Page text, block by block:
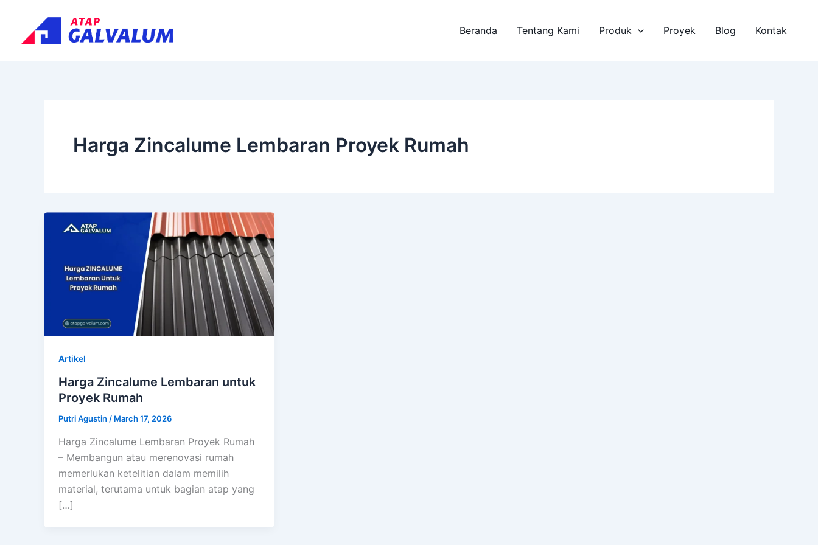
content
Beranda Tentang Kami Produk Proyek Blog Kontak
Harga Zincalume Lembaran Proyek Rumah
Artikel
Harga Zincalume Lembaran untuk
Proyek Rumah
Putri Agustin / March 17, 2026
Harga Zincalume Lembaran Proyek Rumah
– Membangun atau merenovasi rumah
memerlukan ketelitian dalam memilih
material, terutama untuk bagian atap yang
[…]